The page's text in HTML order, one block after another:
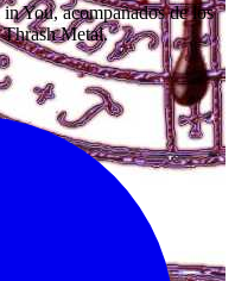
You, acompañados de los
Thrash Metal.